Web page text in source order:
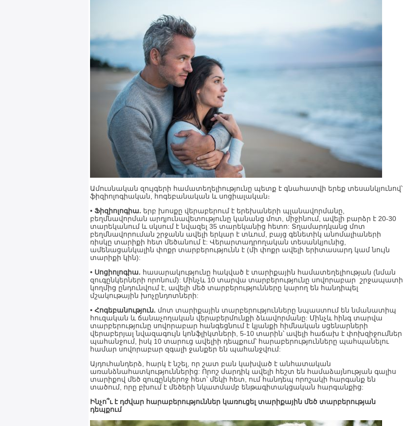
Ամուսնական զույգերի համատեղելիությունը պետք է գնահատվի երեք տեսանկյունով՝
ֆիզիոլոգիական, հոգեբանական և սոցիալական։
• Ֆիզիոլոգիա. երբ խոսքը վերաբերում է երեխաների պլանավորմանը,
բեղմնավորման արդյունավետությունը կանանց մոտ, միջինում, ավելի բարձր է 20-30
տարեկանում և սկսում է նվազել 35 տարեկանից հետո: Տղամարդկանց մոտ
բեղմնավորուման շրջանն ավելի երկար է տևում, բայց գենետիկ անոմալիաների
ռիսկը տարիքի հետ մեծանում է: Վերարտադրողական տեսանկյունից,
ամենացանկալին փոքր տարբերությունն է (մի փոքր ավելի երիտասարդ կամ նույն
տարիքի կին):
• Սոցիոլոգիա. հասարակությունը հակված է տարիքային համատեղելիության (նման
զուգընկերների որոնում): Մինչև 10 տարվա տարբերությունը սովորաբար շրջապատի
կողմից ընդունվում է, ավելի մեծ տարբերությունները կարող են հանդիպել
մշակութային խոչընդոտների:
• Հոգեբանություն. մոտ տարիքային տարբերությունները նպաստում են նմանատիպ
հուզական և ճանաչողական վերաբերմունքի ձևավորմանը: Մինչև հինգ տարվա
տարբերությունը սովորաբար հանգեցնում է կյանքի հիմնական սցենարների
վերաբերյալ նվազագույն կոնֆլիկտների, 5-10 տարին՝ ավելի հաճախ է փոխզիջումներ
պահանջում, իսկ 10 տարուց ավելիի դեպքում՝ հարաբերությունները պահպանելու
համար սովորաբար զգալի ջանքեր են պահանջվում:
Այդուհանդերձ, հարկ է նշել, որ շատ բան կախված է անհատական
առանձնահատկություններից: Որոշ մարդիկ ավելի հեշտ են համաձայնության գալիս
տարիքով մեծ զուգընկերոջ հետ՝ մեկի հետ, ում հանդեպ որոշակի հարգանք են
տածում, որը բխում է մեծերի նկատմամբ ենթագիտակցական հարգանքից:
Ինչո՞ւ է դժվար հարաբերություններ կառուցել տարիքային մեծ տարբերության
դեպքում